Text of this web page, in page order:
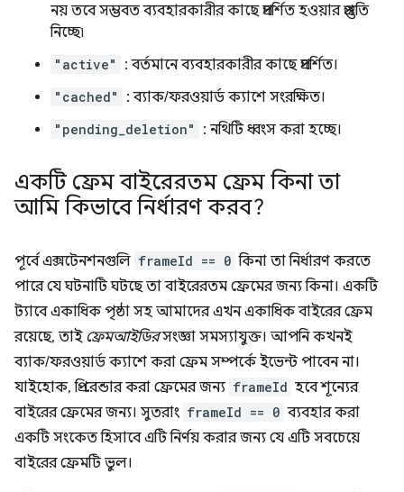
নয় তবে সম্ভবত ব্যবহারকারীর কাছে প্রদর্শিত হওয়ার প্রস্তুতি
নিচ্ছে৷
"active" : বর্তমানে ব্যবহারকারীর কাছে প্রদর্শিত।
"cached" : ব্যাক/ফরওয়ার্ড ক্যাশে সংরক্ষিত।
"pending_deletion" : নথিটি ধ্বংস করা হচ্ছে।
একটি ফ্রেম বাইরেরতম ফ্রেম কিনা তা
আমি কিভাবে নির্ধারণ করব?
পূর্বে এক্সটেনশনগুলি frameId == 0 কিনা তা নির্ধারণ করতে
পারে যে ঘটনাটি ঘটছে তা বাইরেরতম ফ্রেমের জন্য কিনা। একটি
ট্যাবে একাধিক পৃষ্ঠা সহ আমাদের এখন একাধিক বাইরের ফ্রেম
রয়েছে, তাই ফ্রেমআইডিরসংজ্ঞা সমস্যাযুক্ত। আপনি কখনই
ব্যাক/ফরওয়ার্ড ক্যাশে করা ফ্রেম সম্পর্কে ইভেন্ট পাবেন না।
যাইহোক, প্রি-রেন্ডার করা ফ্রেমের জন্য frameId হবে শূন্যের
বাইরের ফ্রেমের জন্য। সুতরাং frameId == 0 ব্যবহার করা
একটি সংকেত হিসাবে এটি নির্ণয় করার জন্য যে এটি সবচেয়ে
বাইরের ফ্রেমটি ভুল।